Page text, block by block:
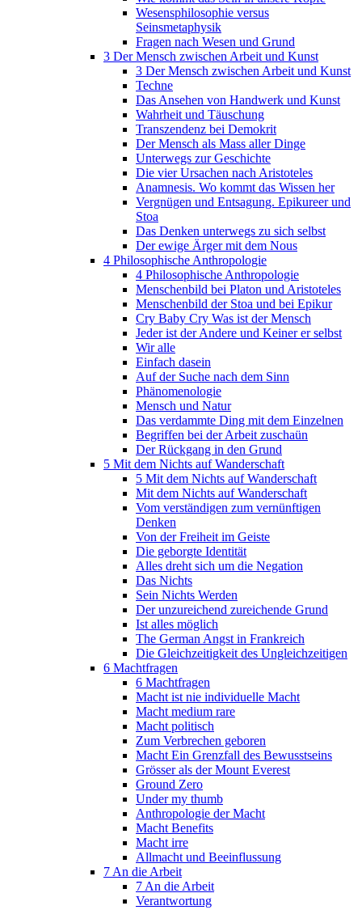
Wesensphilosophie versus
Seinsmetaphysik
Fragen nach Wesen und Grund
3 Der Mensch zwischen Arbeit und Kunst
3 Der Mensch zwischen Arbeit und Kunst
Techne
Das Ansehen von Handwerk und Kunst
Wahrheit und Täuschung
Transzendenz bei Demokrit
Der Mensch als Mass aller Dinge
Unterwegs zur Geschichte
Die vier Ursachen nach Aristoteles
Anamnesis. Wo kommt das Wissen her
Vergnügen und Entsagung. Epikureer und
Stoa
Das Denken unterwegs zu sich selbst
Der ewige Ärger mit dem Nous
4 Philosophische Anthropologie
4 Philosophische Anthropologie
Menschenbild bei Platon und Aristoteles
Menschenbild der Stoa und bei Epikur
Cry Baby Cry Was ist der Mensch
Jeder ist der Andere und Keiner er selbst
Wir alle
Einfach dasein
Auf der Suche nach dem Sinn
Phänomenologie
Mensch und Natur
Das verdammte Ding mit dem Einzelnen
Begriffen bei der Arbeit zuschaün
Der Rückgang in den Grund
5 Mit dem Nichts auf Wanderschaft
5 Mit dem Nichts auf Wanderschaft
Mit dem Nichts auf Wanderschaft
Vom verständigen zum vernünftigen
Denken
Von der Freiheit im Geiste
Die geborgte Identität
Alles dreht sich um die Negation
Das Nichts
Sein Nichts Werden
Der unzureichend zureichende Grund
Ist alles möglich
The German Angst in Frankreich
Die Gleichzeitigkeit des Ungleichzeitigen
6 Machtfragen
6 Machtfragen
Macht ist nie individuelle Macht
Macht medium rare
Macht politisch
Zum Verbrechen geboren
Macht Ein Grenzfall des Bewusstseins
Grösser als der Mount Everest
Ground Zero
Under my thumb
Anthropologie der Macht
Macht Benefits
Macht irre
Allmacht und Beeinflussung
7 An die Arbeit
7 An die Arbeit
Verantwortung